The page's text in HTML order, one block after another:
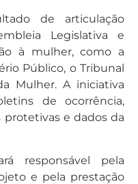
de articulação
Legislativa e
à mulher, como a
Público, o Tribunal
Mulher. A iniciativa
de ocorrência,
protetivas e dados da
responsável pela
e pela prestação